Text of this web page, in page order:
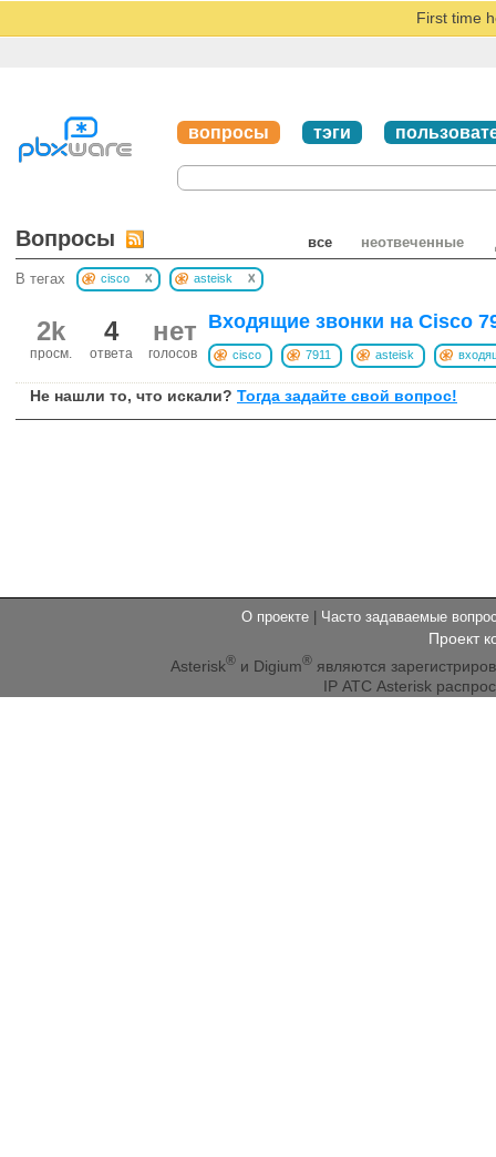
First time
вопросы тэги
все неотвеченные
Вопросы
В тегах cisco x asteisk x
нет
голосов
4
ответа
2k
просм.
Входящие звонки на Cisco
cisco 7911 asteisk
Не нашли то, что искали? Тогда задайте свой вопрос!
О проекте | Часто задаваемые
Проект
Asterisk®и Digium®являются
IP АТС Asterisk